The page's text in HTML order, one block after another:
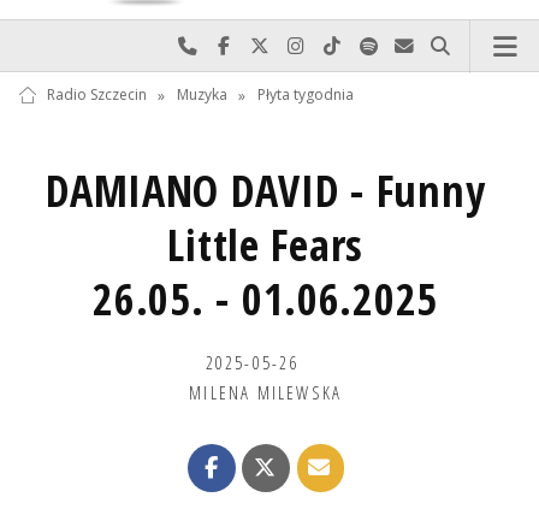
Najlepiej po prostu do nas zadzwoń
Odwiedź nas na Facebook-u
Odwiedź nas na X
Odwiedź nas na Instagram-ie
Odwiedź nas na TikTok-u
Szukaj nas na Spotify
Wyślij do nas
Szukaj
Radio Szczecin » Muzyka » Płyta tygodnia
DAMIANO DAVID - Funny
Little Fears
26.05. - 01.06.2025
2025-05-26
MILENA MILEWSKA